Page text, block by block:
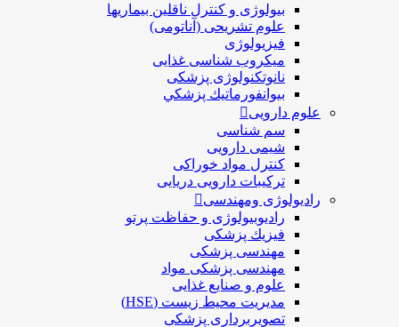
بیولوژی و کنترل ناقلین بیماریها
علوم تشریحی (آناتومی)
فیزیولوژی
ميكروب شناسی غذایی
نانوتکنولوژی پزشکی
بيوانفورماتيك پزشكي
علوم دارویی
سم شناسی
شیمی دارویی
کنترل مواد خوراکی
ترکیبات دارویی دریایی
رادیولوژی ومهندسی
رادیوبیولوژی و حفاظت پرتو
فيزيك پزشکی
مهندسی پزشکی
مهندسی پزشکی مواد
علوم و صنايع غذایی
مدیریت محیط زیست (HSE)
تصویربرداری پزشکی